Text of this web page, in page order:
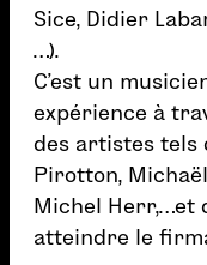
Sice, Didier
…).
C’est un
expérience à
des artistes tels
Pirotton,
Michel Herr,…et
atteindre le